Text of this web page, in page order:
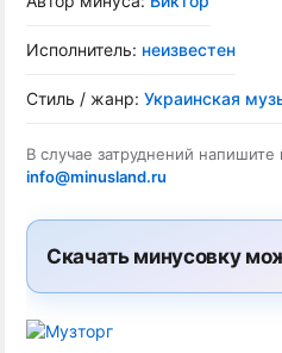
Исполнитель: неизвестен
Стиль / жанр: Украинская
В случае затруднений
info@minusland.ru
Скачать минусовку